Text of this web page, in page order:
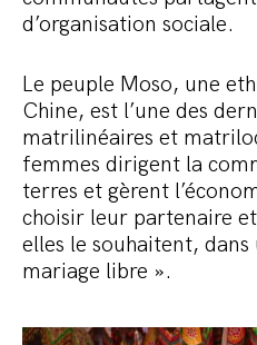
d’organisation sociale.
Le peuple Moso, une
Chine, est l’une des
matrilinéaires et
femmes dirigent la
terres et gèrent
choisir leur partenaire
elles le souhaitent,
mariage libre ».